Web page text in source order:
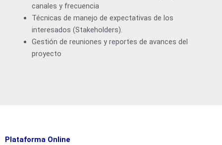
canales y frecuencia
Técnicas de manejo de expectativas de los
interesados (Stakeholders).
Gestión de reuniones y reportes de avances del
proyecto
Plataforma Online